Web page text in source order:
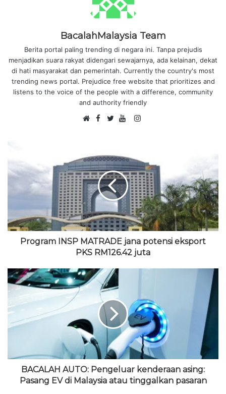
BacalahMalaysia Team
Berita portal paling trending di negara ini. Tanpa prejudis
menjadikan suara rakyat didengari sewajarnya, ada kelainan, dekat
di hati masyarakat dan pemerintah. Currently the country's most
trending news portal. Prejudice free website that prioritizes and
listens to the voice of the people with a difference, community
and authority friendly
s
i
t
e
F
b
o
o
k
t
t
e
r
T
u
b
e
I
a
g
r
a
m
Program INSP MATRADE jana potensi eksport
PKS RM126.42 juta
BACALAH AUTO: Pengeluar kenderaan asing:
Pasang EV di Malaysia atau tinggalkan pasaran